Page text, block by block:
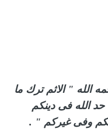
الله " الاثم ترك ما
حد الله فى دينكم
وفى غيركم " .